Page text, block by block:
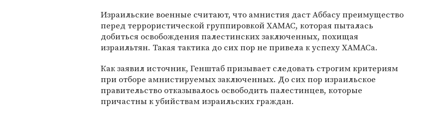
Израильские военные считают, что амнистия даст Аббасу преимущество
перед террористической группировкой ХАМАС, которая пыталась
добиться освобождения палестинских заключенных, похищая
израильтян. Такая тактика до сих пор не привела к успеху ХАМАСа.
Как заявил источник, Генштаб призывает следовать строгим критериям
при отборе амнистируемых заключенных. До сих пор израильское
правительство отказывалось освободить палестинцев, которые
причастны к убийствам израильских граждан.